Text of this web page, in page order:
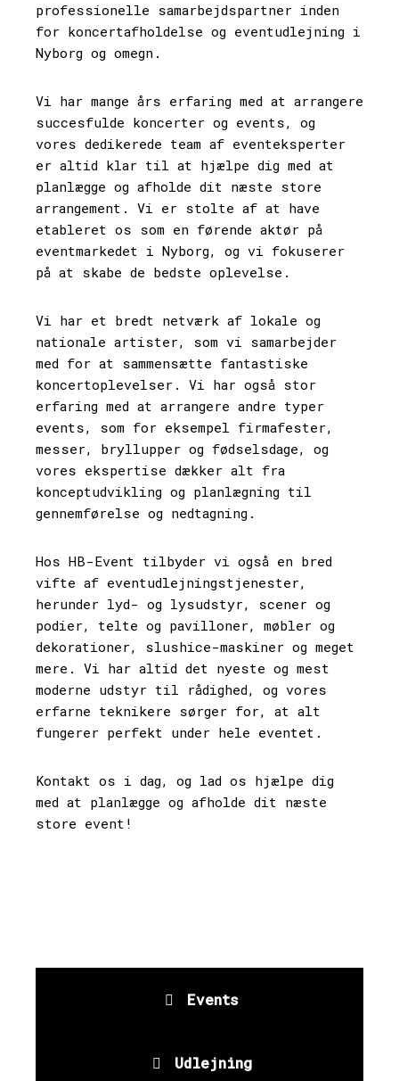
professionelle samarbejdspartner inden
for koncertafholdelse og eventudlejning i
Nyborg og omegn.
Vi har mange års erfaring med at arrangere
succesfulde koncerter og events, og
vores dedikerede team af eventeksperter
er altid klar til at hjælpe dig med at
planlægge og afholde dit næste store
arrangement. Vi er stolte af at have
etableret os som en førende aktør på
eventmarkedet i Nyborg, og vi fokuserer
på at skabe de bedste oplevelse.
Vi har et bredt netværk af lokale og
nationale artister, som vi samarbejder
med for at sammensætte fantastiske
koncertoplevelser. Vi har også stor
erfaring med at arrangere andre typer
events, som for eksempel firmafester,
messer, bryllupper og fødselsdage, og
vores ekspertise dækker alt fra
konceptudvikling og planlægning til
gennemførelse og nedtagning.
Hos HB-Event tilbyder vi også en bred
vifte af eventudlejningstjenester,
herunder lyd- og lysudstyr, scener og
podier, telte og pavilloner, møbler og
dekorationer, slushice-maskiner og meget
mere. Vi har altid det nyeste og mest
moderne udstyr til rådighed, og vores
erfarne teknikere sørger for, at alt
fungerer perfekt under hele eventet.
Kontakt os i dag, og lad os hjælpe dig
med at planlægge og afholde dit næste
store event!
Events
Udlejning